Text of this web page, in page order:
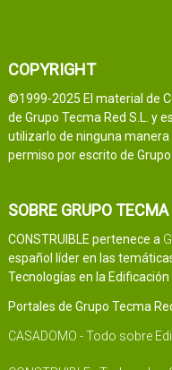
COPYRIGHT
©1999-2025 El material de
de Grupo Tecma Red S.L. y
utilizarlo de ninguna
permiso por escrito de Grupo
SOBRE GRUPO TECMA
CONSTRUIBLE pertenece a
español líder en las
Tecnologías en la Edificación
Portales de Grupo Tecma
CASADOMO - Todo sobre